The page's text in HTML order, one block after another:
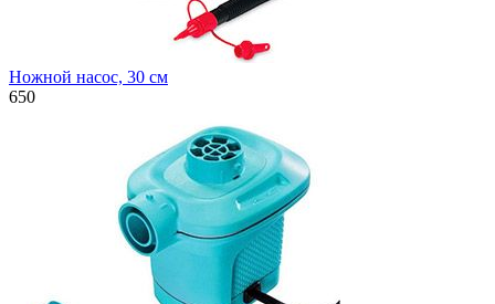
Ножной насос, 30 см
650